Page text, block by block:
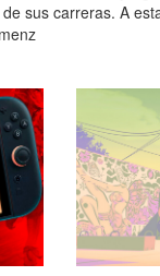
sus carreras. A